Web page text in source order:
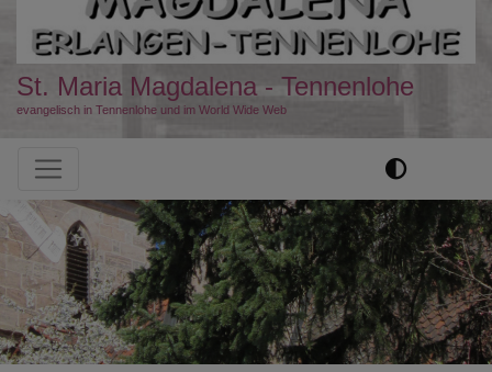
St. Maria Magdalena - Tennenlohe
evangelisch in Tennenlohe und im World Wide Web
Hauptnavigation